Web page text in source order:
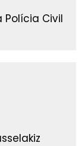
Polícia Civil